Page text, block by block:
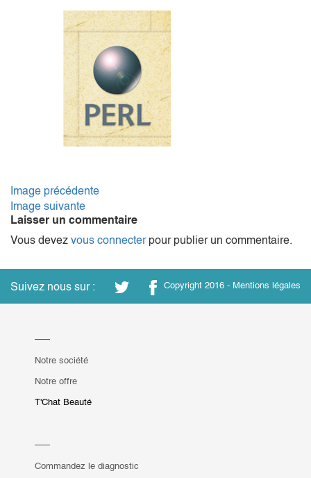
Image précédente
Image suivante
Laisser un commentaire
Vous devez vous connecterpour publier un commentaire.
Suivez nous sur : Copyright 2016 - Mentions légales
Notre société
Notre offre
T'Chat Beauté
Commandez le diagnostic